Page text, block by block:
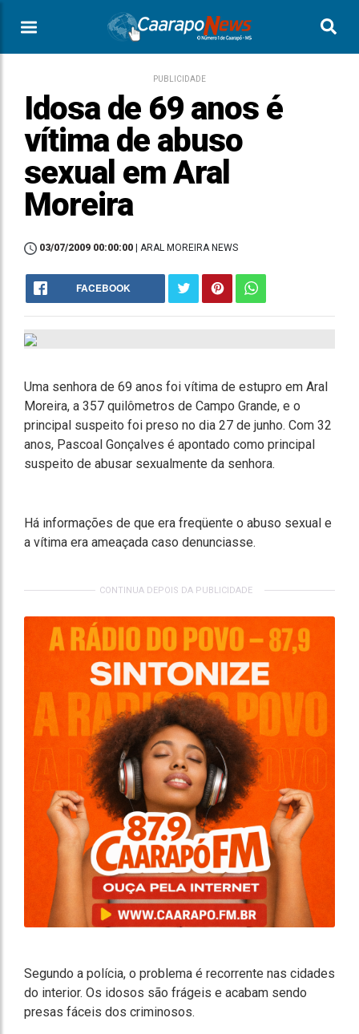
PUBLICIDADE
Idosa de 69 anos é
vítima de abuso
sexual em Aral
Moreira
03/07/2009 00:00:00 | ARAL MOREIRA NEWS
FACEBOOK
Uma senhora de 69 anos foi vítima de estupro em Aral
Moreira, a 357 quilômetros de Campo Grande, e o
principal suspeito foi preso no dia 27 de junho. Com 32
anos, Pascoal Gonçalves é apontado como principal
suspeito de abusar sexualmente da senhora.
Há informações de que era freqüente o abuso sexual e
a vítima era ameaçada caso denunciasse.
CONTINUA DEPOIS DA PUBLICIDADE
Segundo a polícia, o problema é recorrente nas cidades
do interior. Os idosos são frágeis e acabam sendo
presas fáceis dos criminosos.